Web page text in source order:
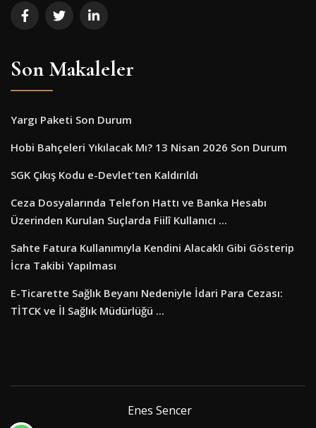
Son Makaleler
Yargı Paketi Son Durum
Hobi Bahçeleri Yıkılacak Mı? 13 Nisan 2026 Son Durum
SGK Çıkış Kodu e-Devlet’ten Kaldırıldı
Ceza Dosyalarında Telefon Hattı ve Banka Hesabı
Üzerinden Kurulan Suçlarda Fiilî Kullanıcı ...
Sahte Fatura Kullanımıyla Kendini Alacaklı Gibi Gösterip
İcra Takibi Yapılması
E-Ticarette Sağlık Beyanı Nedeniyle İdari Para Cezası:
TİTCK ve İl Sağlık Müdürlüğü ...
Enes Sencer